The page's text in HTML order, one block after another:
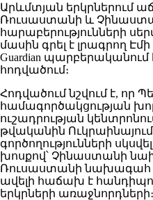
Արևմտյան երկրներում
Ռուսաստանի և
հարաբերությունների
մասին գրել է լրագրող
Guardian
հոդվածում։
Հոդվածում նշվում է, որ
համագործակցության
ուշադրության
թվականին
գործողությունների
խոսքով՝ Չինաստանի
Ռուսաստանի նախագահ
ավելի հաճախ է
երկրների առաջնորդների։